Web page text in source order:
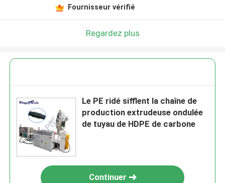
Fournisseur vérifié
Regardez plus
Le PE ridé sifflent la chaîne de
production extrudeuse ondulée
de tuyau de HDPE de carbone
Continuer